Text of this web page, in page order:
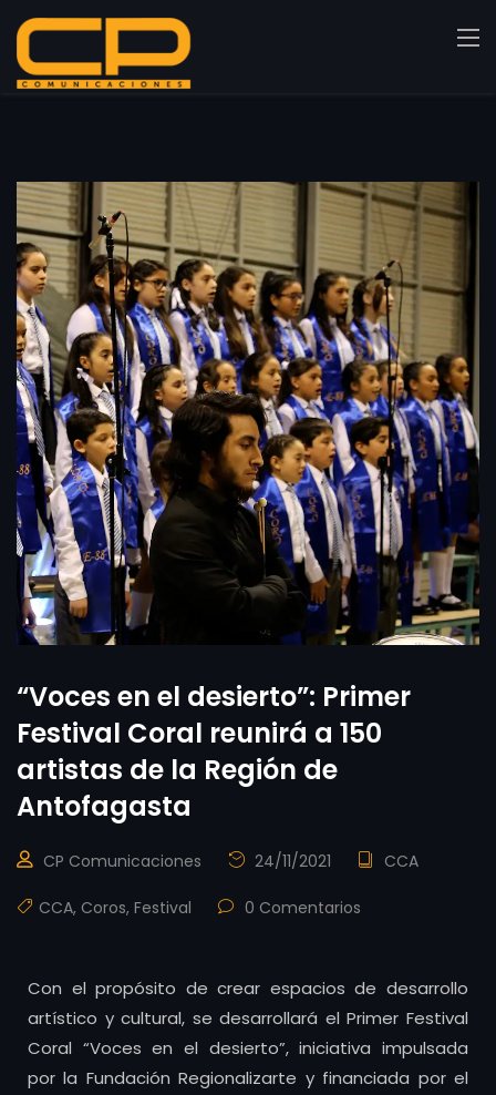
“Voces en el desierto”: Primer
Festival Coral reunirá a 150
artistas de la Región de
Antofagasta
CP Comunicaciones 24/11/2021 CCA
CCA, Coros, Festival 0 Comentarios
Con el propósito de crear espacios de desarrollo
artístico y cultural, se desarrollará el Primer Festival
Coral “Voces en el desierto”, iniciativa impulsada
por la Fundación Regionalizarte y financiada por el